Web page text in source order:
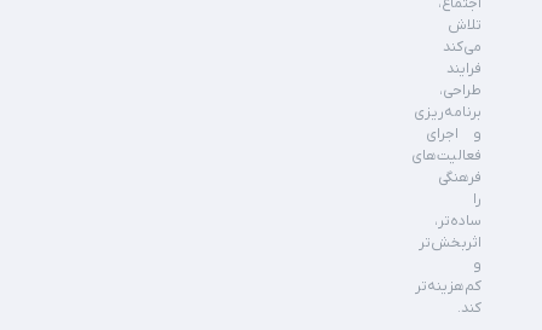
اجتماع،
تلاش
می‌کند
فرایند
طراحی،
برنامه‌ریزی
و اجرای
فعالیت‌های
فرهنگی
را
ساده‌تر،
اثربخش‌تر
و
کم‌هزینه‌تر
کند.